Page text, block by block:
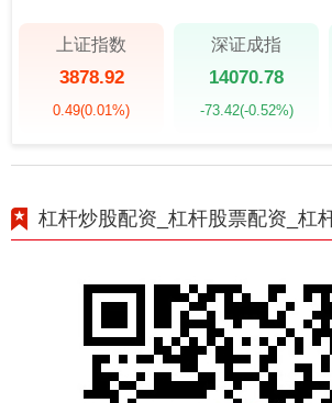
上证指数
3878.92
0.49(0.01%)
深证成指
14070.78
-73.42(-0.52%)
杠杆炒股配资_杠杆股票配资_杠